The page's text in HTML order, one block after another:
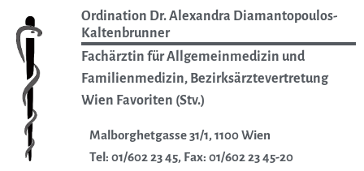
Ordination Dr. Alexandra Diamantopoulos-
Kaltenbrunner
Fachärztin für Allgemeinmedizin und
Familienmedizin, Bezirksärztevertretung
Wien Favoriten (Stv.)
Malborghetgasse 31/1, 1100 Wien
Tel: 01/602 23 45, Fax: 01/602 23 45-20